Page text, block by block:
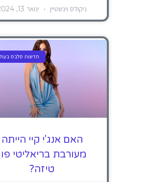
ניקולס וינשטיין ינואר 13, 2024
חדשות סלבס
האם אנג'י קיי הייתה
מעורבת בריאליטי
טיזה?